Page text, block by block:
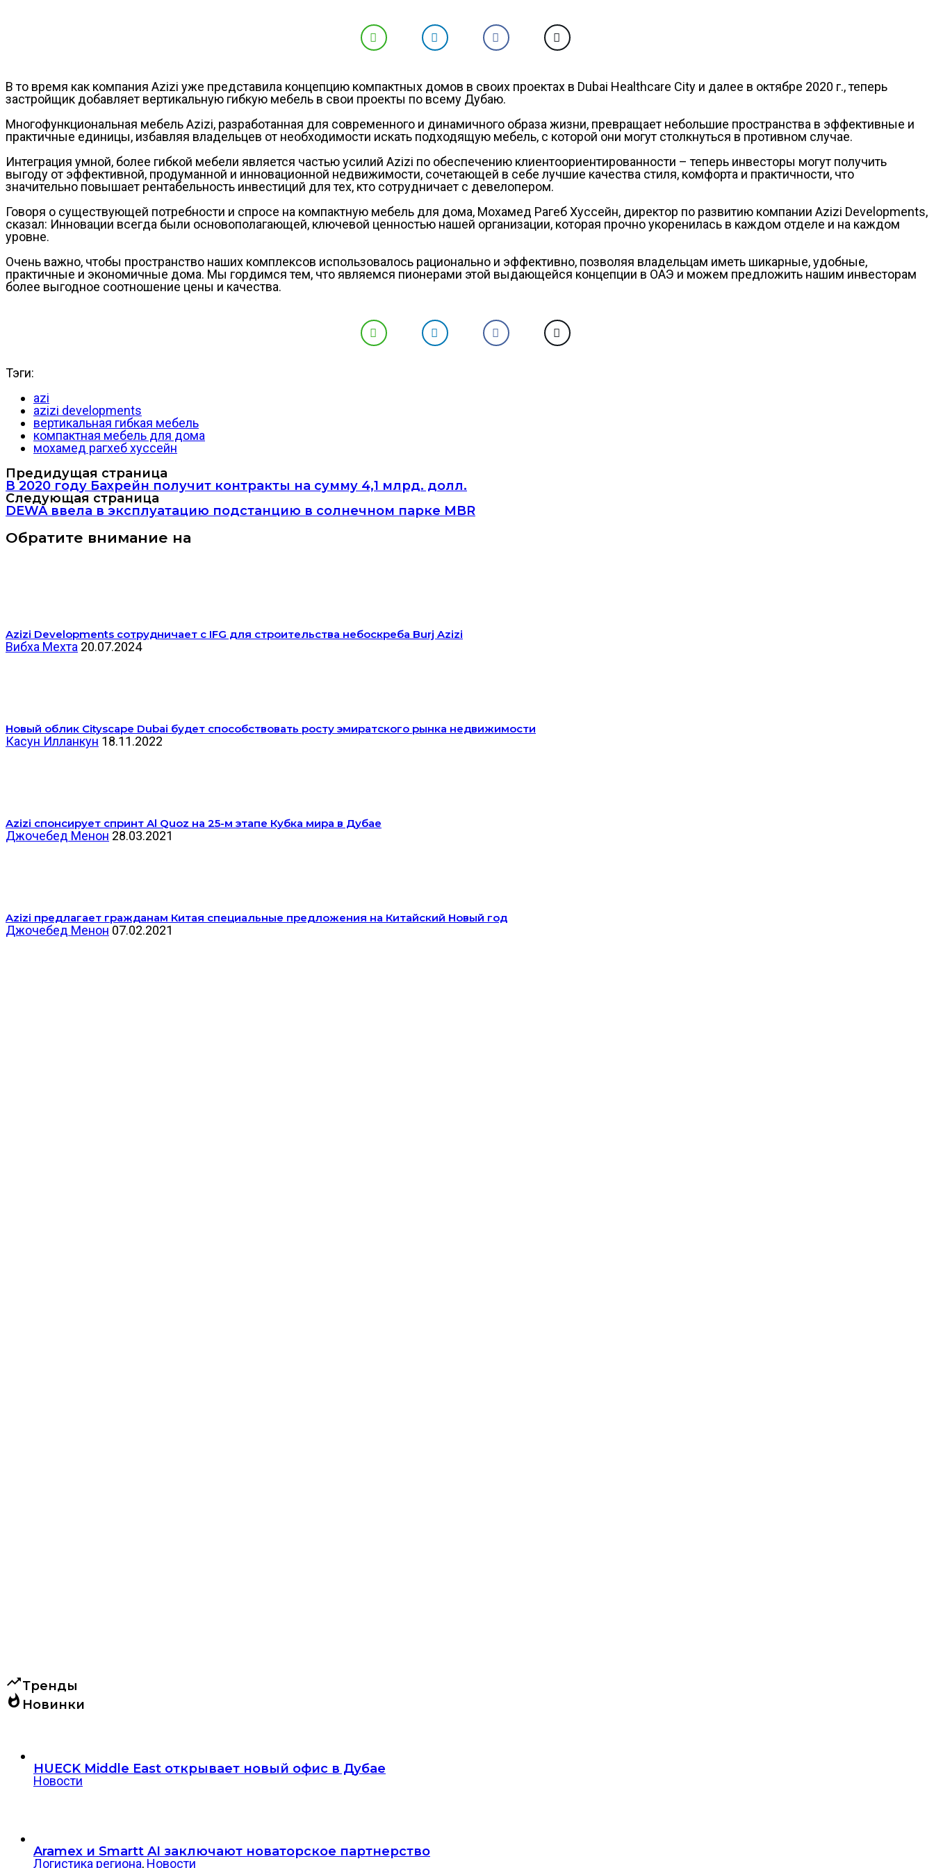
В то время как компания Azizi уже представила концепцию компактных домов в своих проектах в Dubai Healthcare City и далее в октябре 2020 г., теперь
застройщик добавляет вертикальную гибкую мебель в свои проекты по всему Дубаю.
Многофункциональная мебель Azizi, разработанная для современного и динамичного образа жизни, превращает небольшие пространства в эффективные и
практичные единицы, избавляя владельцев от необходимости искать подходящую мебель, с которой они могут столкнуться в противном случае.
Интеграция умной, более гибкой мебели является частью усилий Azizi по обеспечению клиентоориентированности – теперь инвесторы могут получить
выгоду от эффективной, продуманной и инновационной недвижимости, сочетающей в себе лучшие качества стиля, комфорта и практичности, что
значительно повышает рентабельность инвестиций для тех, кто сотрудничает с девелопером.
Говоря о существующей потребности и спросе на компактную мебель для дома, Мохамед Рагеб Хуссейн, директор по развитию компании Azizi Developments,
сказал: Инновации всегда были основополагающей, ключевой ценностью нашей организации, которая прочно укоренилась в каждом отделе и на каждом
уровне.
Очень важно, чтобы пространство наших комплексов использовалось рационально и эффективно, позволяя владельцам иметь шикарные, удобные,
практичные и экономичные дома. Мы гордимся тем, что являемся пионерами этой выдающейся концепции в ОАЭ и можем предложить нашим инвесторам
более выгодное соотношение цены и качества.
Тэги:
azi
azizi developments
вертикальная гибкая мебель
компактная мебель для дома
мохамед рагхеб хуссейн
Предидущая страница
В 2020 году Бахрейн получит контракты на сумму 4,1 млрд. долл.
Следующая страница
DEWA ввела в эксплуатацию подстанцию в солнечном парке MBR
Обратите внимание на
Azizi Developments сотрудничает с IFG для строительства небоскреба Burj Azizi
Вибха Мехта 20.07.2024
Новый облик Cityscape Dubai будет способствовать росту эмиратского рынка недвижимости
Касун Илланкун 18.11.2022
Azizi спонсирует спринт Al Quoz на 25-м этапе Кубка мира в Дубае
Джочебед Менон 28.03.2021
Azizi предлагает гражданам Китая специальные предложения на Китайский Новый год
Джочебед Менон 07.02.2021
trending_upТренды
whatshot Новинки
HUECK Middle East открывает новый офис в Дубае
Новости
Aramex и Smartt AI заключают новаторское партнерство
Логистика региона, Новости